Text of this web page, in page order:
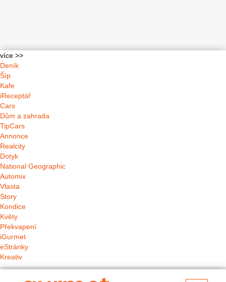
více >>
Deník
Šíp
Kafe
iReceptář
Cars
Dům a zahrada
TipCars
Annonce
Realcity
Dotyk
National Geographic
Automix
Vlasta
Story
Kondice
Květy
Překvapení
iGurmet
eStránky
Kreativ